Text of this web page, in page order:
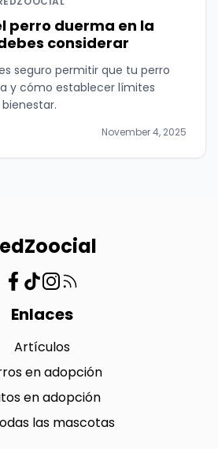
perro duerma en la
considerar
seguro permitir que tu perro
y cómo establecer límites
November 4, 2025
Enlaces
Artículos
en adopción
en adopción
las mascotas